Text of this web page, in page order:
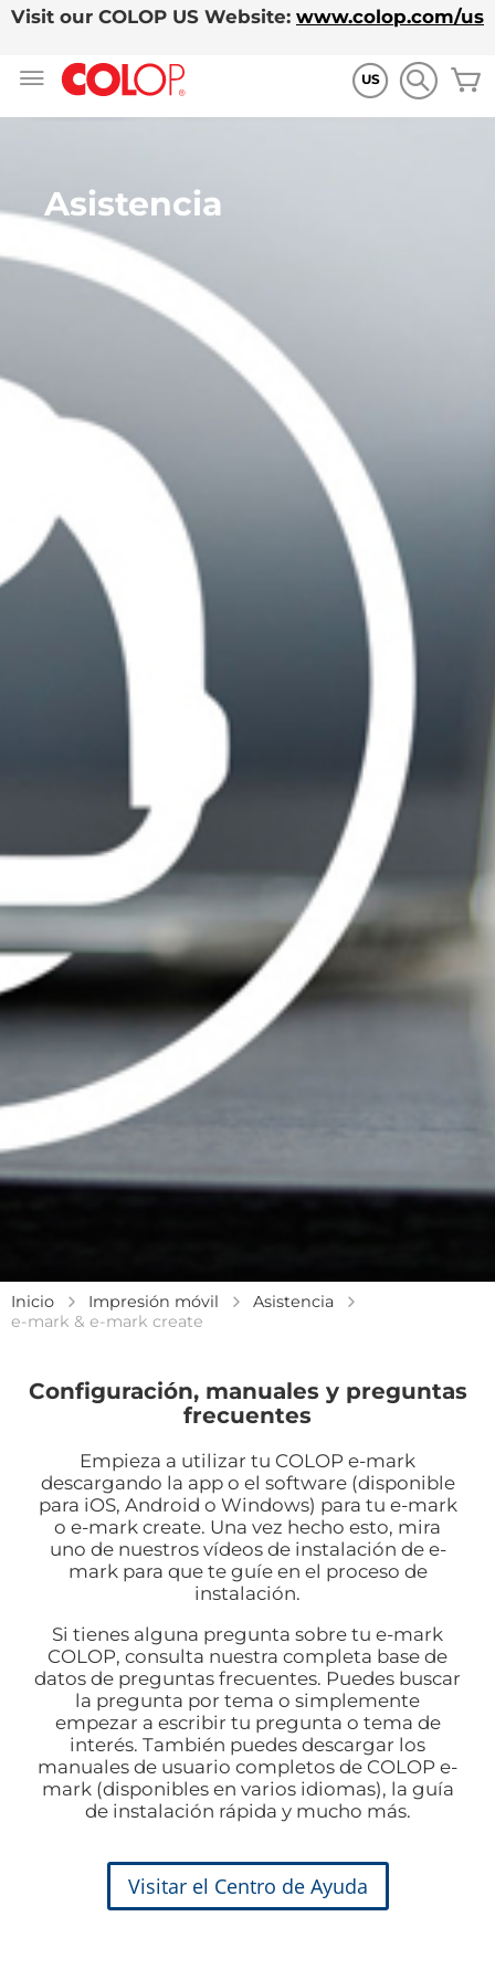
Visit our COLOP US Website: www.colop.com/us
US
Inicio Impresión móvil
Asistencia
e-mark & e-mark create
Asistencia
Configuración, manuales y preguntas
frecuentes
Empieza a utilizar tu COLOP e-mark
descargando la app o el software (disponible
para iOS, Android o Windows) para tu e-mark
o e-mark create. Una vez hecho esto, mira
uno de nuestros vídeos de instalación de e-
mark para que te guíe en el proceso de
instalación.
Si tienes alguna pregunta sobre tu e-mark
COLOP, consulta nuestra completa base de
datos de preguntas frecuentes. Puedes buscar
la pregunta por tema o simplemente
empezar a escribir tu pregunta o tema de
interés. También puedes descargar los
manuales de usuario completos de COLOP e-
mark (disponibles en varios idiomas), la guía
de instalación rápida y mucho más.
Visitar el Centro de Ayuda